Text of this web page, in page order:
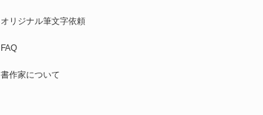
オリジナル筆文字依頼
FAQ
書作家について